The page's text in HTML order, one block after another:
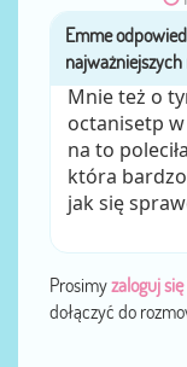
Mnie też o
octanisetp
na to
która
jak się
Prosimyzaloguj się
dołączyć do